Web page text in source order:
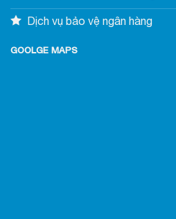
Dịch vụ bảo vệ ngân hàng
GOOLGE MAPS